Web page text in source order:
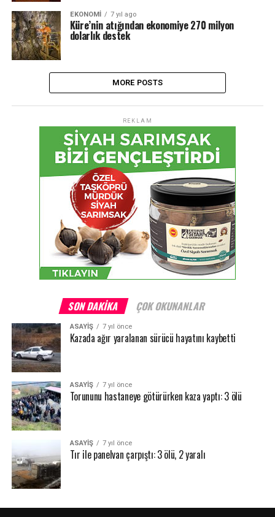
EKONOMİ 7 yıl ago
Küre’nin atığından ekonomiye 270 milyon
dolarlık destek
MORE POSTS
REKLAM
SON DAKIKA ÇOK OKUNANLAR
ASAYİŞ 7 yıl önce
Kazada ağır yaralanan sürücü hayatını kaybetti
ASAYİŞ 7 yıl önce
Torununu hastaneye götürürken kaza yaptı: 3 ölü
ASAYİŞ 7 yıl önce
Tır ile panelvan çarpıştı: 3 ölü, 2 yaralı